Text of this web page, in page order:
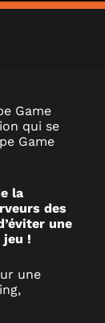
Game
qui se
Game
la
des
une
jeu !
une